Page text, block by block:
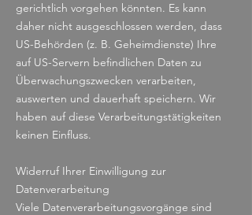
gerichtlich vorgehen könnten. Es kann
daher nicht ausgeschlossen werden, dass
US-Behörden (z. B. Geheimdienste) Ihre
auf US-Servern befindlichen Daten zu
Überwachungszwecken verarbeiten,
auswerten und dauerhaft speichern. Wir
haben auf diese Verarbeitungstätigkeiten
keinen Einfluss.
Widerruf Ihrer Einwilligung zur
Datenverarbeitung
Viele Datenverarbeitungsvorgänge sind